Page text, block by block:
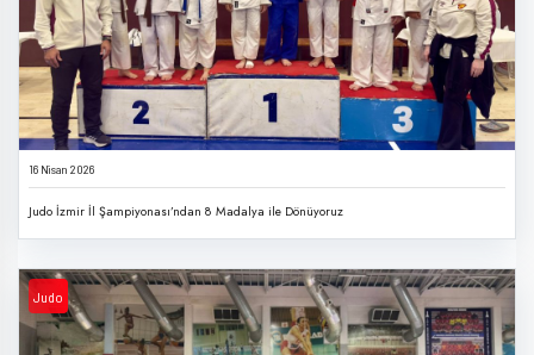
16 Nisan 2026
Judo İzmir İl Şampiyonası’ndan 8 Madalya ile Dönüyoruz
Judo